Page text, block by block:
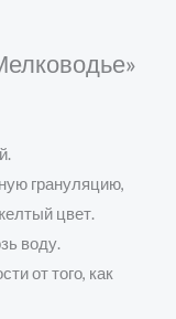
грануляцию,
цвет.
воду.
от того, как